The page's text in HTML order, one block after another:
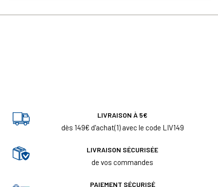
LIVRAISON À 5€
dès 149€ d'achat(1) avec le code LIV149
LIVRAISON SÉCURISÉE
de vos commandes
PAIEMENT SÉCURISÉ